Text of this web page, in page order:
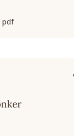
pdf